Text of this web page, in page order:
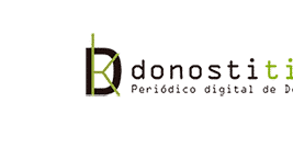
contenido